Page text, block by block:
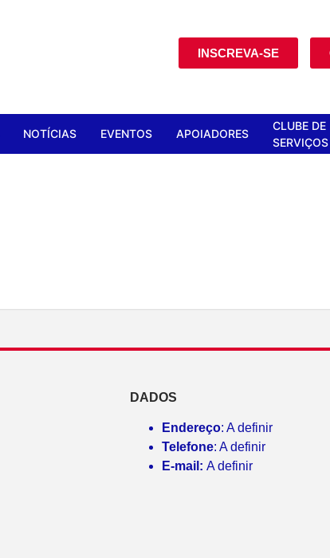
INSCREVA-SE
NOTÍCIAS EVENTOS APOIADORES
CLUBE DE
SERVIÇOS
DADOS
Endereço: A definir
Telefone: A definir
E-mail: A definir